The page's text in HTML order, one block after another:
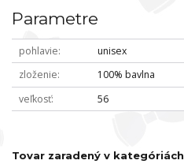
Parametre
pohlavie
unisex
zloženie
100% bavlna
veľkosť
56
Tovar zaradený v kategóriách